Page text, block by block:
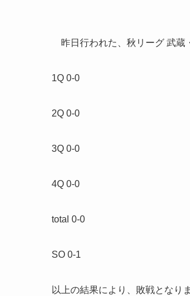
昨日行われた、秋リーグ 武蔵
1Q 0-0
2Q 0-0
3Q 0-0
4Q 0-0
total 0-0
SO 0-1
以上の結果により、敗戦となり